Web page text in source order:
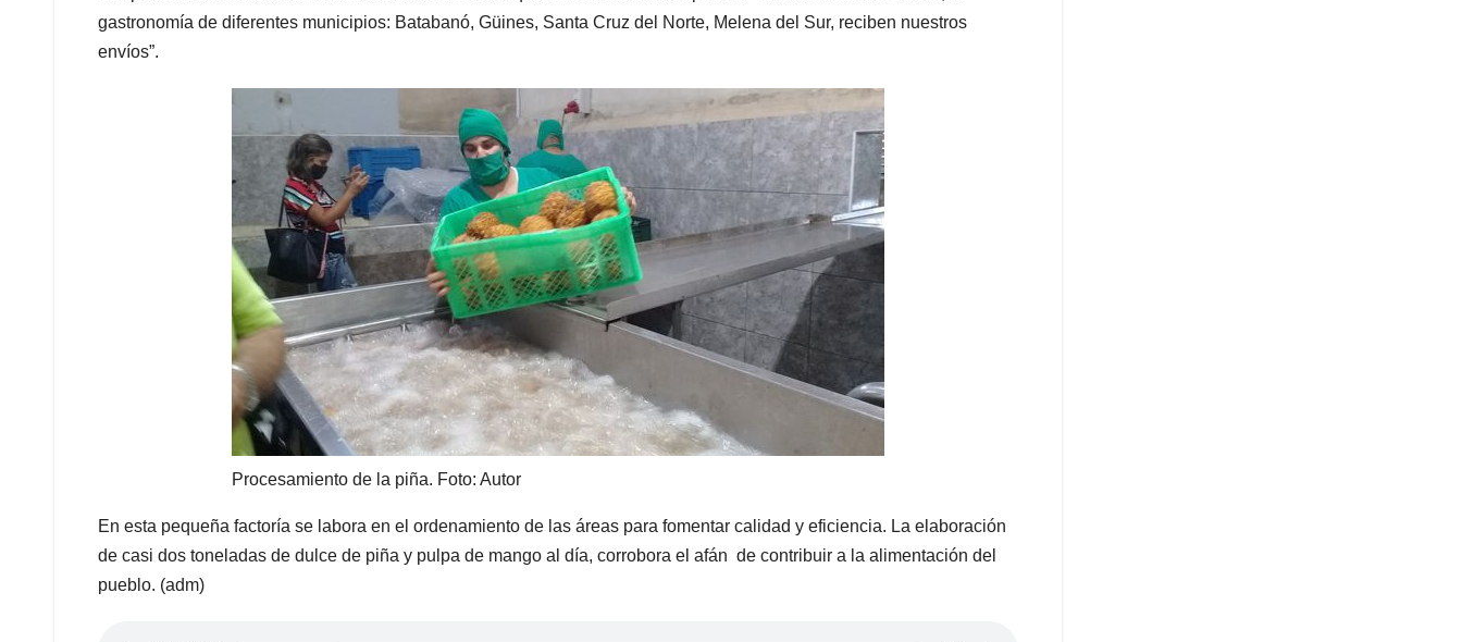
gastronomía de diferentes municipios: Batabanó, Güines, Santa Cruz del Norte, Melena del Sur, reciben nuestros
envíos”.
Procesamiento de la piña. Foto: Autor
En esta pequeña factoría se labora en el ordenamiento de las áreas para fomentar calidad y eficiencia. La elaboración
de casi dos toneladas de dulce de piña y pulpa de mango al día, corrobora el afán de contribuir a la alimentación del
pueblo. (adm)